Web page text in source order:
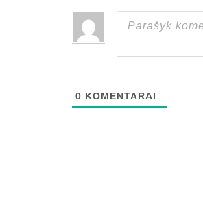
0 KOMENTARAI